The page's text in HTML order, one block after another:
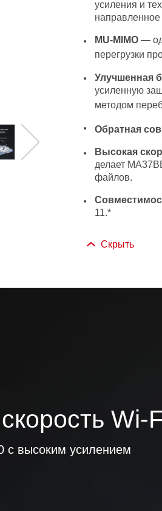
усиления и
направленное
MU-MIMO—
перегрузки
Улучшенная
усиленную
методом
Обратная
Высокая
делает
файлов.
11.*
Скрыть
Wi-
с высоким усилением